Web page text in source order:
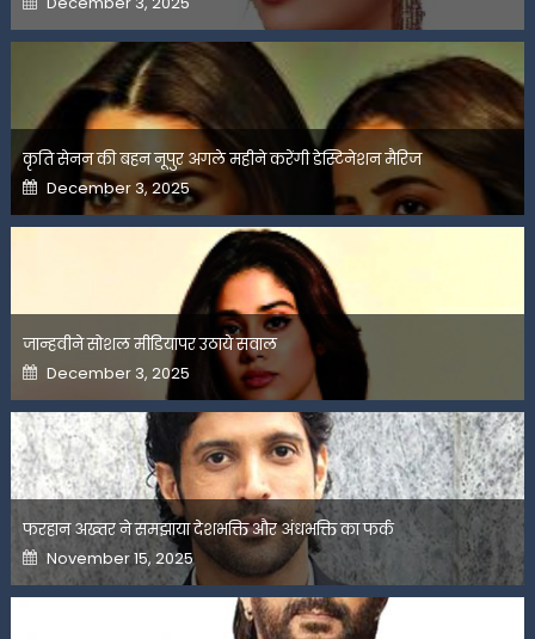
on
कृति सेनन की बहन नूपुर अगले महीने करेंगी डेस्टिनेशन मैरिज
Posted
on
December 3, 2025
जान्हवीने सोशल मीडियापर उठाये सवाल
Posted
on
December 3, 2025
फरहान अख्तर ने समझाया देशभक्ति और अंधभक्ति का फर्क
Posted
on
November 15, 2025